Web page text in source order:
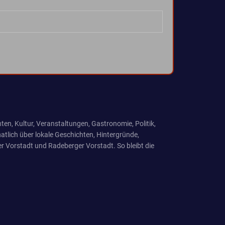
Kultur, Veranstaltungen, Gastronomie, Politik,
über lokale Geschichten, Hintergründe,
Vorstadt und Radeberger Vorstadt. So bleibt die